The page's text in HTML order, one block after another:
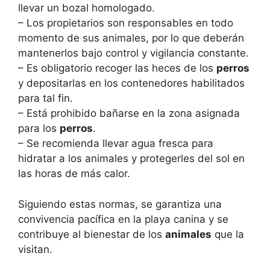
llevar un bozal homologado.
– Los propietarios son responsables en todo
momento de sus animales, por lo que deberán
mantenerlos bajo control y vigilancia constante.
– Es obligatorio recoger las heces de los perros
y depositarlas en los contenedores habilitados
para tal fin.
– Está prohibido bañarse en la zona asignada
para los perros.
– Se recomienda llevar agua fresca para
hidratar a los animales y protegerles del sol en
las horas de más calor.
Siguiendo estas normas, se garantiza una
convivencia pacífica en la playa canina y se
contribuye al bienestar de los animales que la
visitan.